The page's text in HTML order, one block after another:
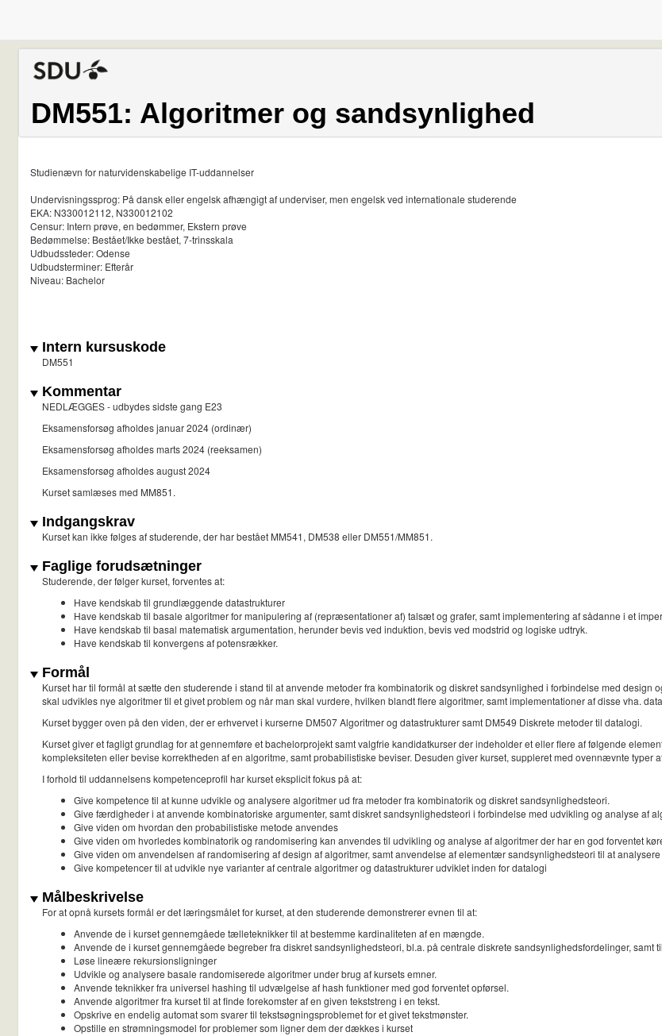
DM551: Algoritmer og sandsynlighed
Studienævn for naturvidenskabelige IT-uddannelser
Undervisningssprog: På dansk eller engelsk afhængigt af underviser, men engelsk ved internationale studerende
EKA: N330012112, N330012102
Censur: Intern prøve, en bedømmer, Ekstern prøve
Bedømmelse: Bestået/Ikke bestået, 7-trinsskala
Udbudssteder: Odense
Udbudsterminer: Efterår
Niveau: Bachelor
Intern kursuskode
DM551
Kommentar
NEDLÆGGES - udbydes sidste gang E23
Eksamensforsøg afholdes januar 2024 (ordinær)
Eksamensforsøg afholdes marts 2024 (reeksamen)
Eksamensforsøg afholdes august 2024
Kurset samlæses med MM851.
Indgangskrav
Kurset kan ikke følges af studerende, der har bestået MM541, DM538 eller DM551/MM851.
Faglige forudsætninger
Studerende, der følger kurset, forventes at:
Have kendskab til grundlæggende datastrukturer
Have kendskab til basale algoritmer for manipulering af (repræsentationer af) talsæt og grafer, samt implementering af sådanne i et
Have kendskab til basal matematisk argumentation, herunder bevis ved induktion, bevis ved modstrid og logiske udtryk.
Have kendskab til konvergens af potensrækker.
Formål
Kurset har til formål at sætte den studerende i stand til at anvende metoder fra kombinatorik og diskret sandsynlighed i forbindelse med
skal udvikles nye algoritmer til et givet problem og når man skal vurdere, hvilken blandt flere algoritmer, samt implementationer af disse vha.
Kurset bygger oven på den viden, der er erhvervet i kurserne DM507 Algoritmer og datastrukturer samt DM549 Diskrete metoder til datalogi.
Kurset giver et fagligt grundlag for at gennemføre et bachelorprojekt samt valgfrie kandidatkurser der indeholder et eller flere af følgende
kompleksiteten eller bevise korrektheden af en algoritme, samt probabilistiske beviser. Desuden giver kurset, suppleret med ovennævnte
I forhold til uddannelsens kompetenceprofil har kurset eksplicit fokus på at:
Give kompetence til at kunne udvikle og analysere algoritmer ud fra metoder fra kombinatorik og diskret sandsynlighedsteori.
Give færdigheder i at anvende kombinatoriske argumenter, samt diskret sandsynlighedsteori i forbindelse med udvikling og analyse af
Give viden om hvordan den probabilistiske metode anvendes
Give viden om hvorledes kombinatorik og randomisering kan anvendes til udvikling og analyse af algoritmer der har en god forventet
Give viden om anvendelsen af randomisering af design af algoritmer, samt anvendelse af elementær sandsynlighedsteori til at
Give kompetencer til at udvikle nye varianter af centrale algoritmer og datastrukturer udviklet inden for datalogi
Målbeskrivelse
For at opnå kursets formål er det læringsmålet for kurset, at den studerende demonstrerer evnen til at:
Anvende de i kurset gennemgåede tælleteknikker til at bestemme kardinaliteten af en mængde.
Anvende de i kurset gennemgåede begreber fra diskret sandsynlighedsteori, bl.a. på centrale diskrete sandsynlighedsfordelinger, samt
Løse lineære rekursionsligninger
Udvikle og analysere basale randomiserede algoritmer under brug af kursets emner.
Anvende teknikker fra universel hashing til udvælgelse af hash funktioner med god forventet opførsel.
Anvende algoritmer fra kurset til at finde forekomster af en given tekststreng i en tekst.
Opskrive en endelig automat som svarer til tekstsøgningsproblemet for et givet tekstmønster.
Opstille en strømningsmodel for problemer som ligner dem der dækkes i kurset